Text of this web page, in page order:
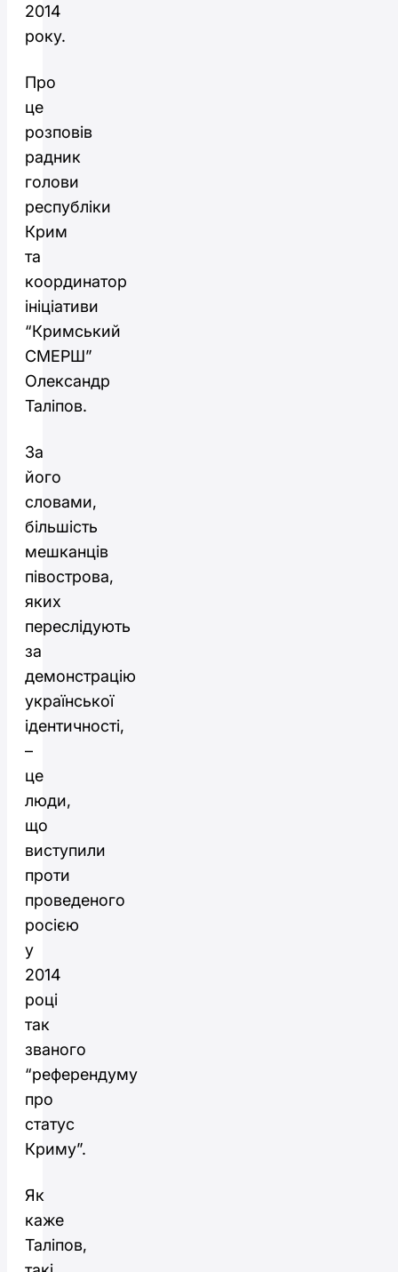
2014
року.
Про
це
розповів
радник
голови
республіки
Крим
та
координатор
ініціативи
“Кримський
СМЕРШ”
Олександр
Таліпов.
За
його
словами,
більшість
мешканців
півострова,
яких
переслідують
за
демонстрацію
української
ідентичності,
–
це
люди,
що
виступили
проти
проведеного
росією
у
2014
році
так
званого
“референдуму
про
статус
Криму”.
Як
каже
Таліпов,